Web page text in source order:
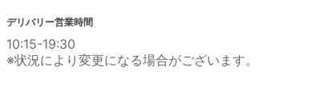
デリバリー営業時間
10:15-19:30
※状況により変更になる場合がございます。